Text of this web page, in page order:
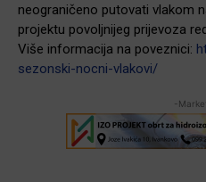
neograničeno putovati vlakom
projektu povoljnijeg prijevoza
Više informacija na poveznici:
sezonski-nocni-vlakovi/
-